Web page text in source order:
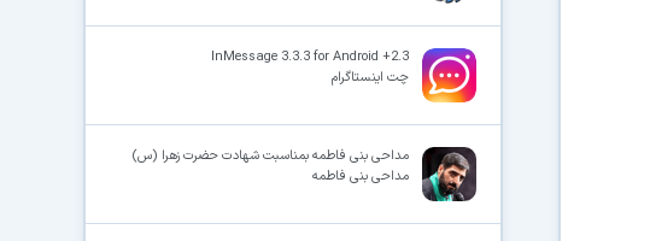
InMessage 3.3.3 for Android +2.3
چت اینستاگرام
مداحی بنی فاطمه بمناسبت شهادت حضرت زهرا (س)
مداحی بنی فاطمه